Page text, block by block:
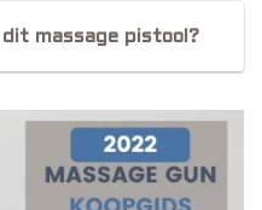
massage pistool?